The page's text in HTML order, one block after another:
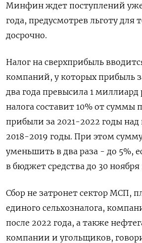
Минфин ждет поступлений уже
года, предусмотрев льготу для
досрочно.
Налог на сверхприбыль
компаний, у которых прибыль
два года превысила 1 миллиард
налога составит 10% от суммы
прибыли за 2021-2022 годы над
2018-2019 годы. При этом
уменьшить в два раза - до 5%,
в бюджет средства до 30 ноября
Сбор не затронет сектор МСП,
единого сельхозналога,
после 2022 года, а также
компании и угольщиков,